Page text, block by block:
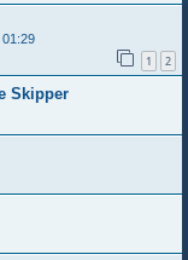
1 2
Skipper